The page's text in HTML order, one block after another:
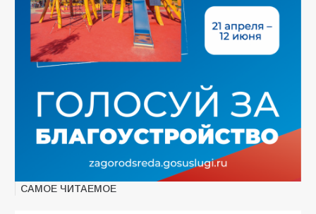
САМОЕ ЧИТАЕМОЕ